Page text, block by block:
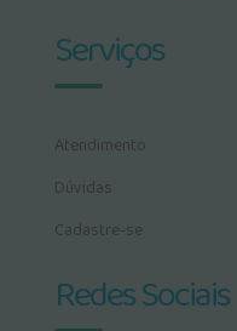
Serviços
Atendimento
Dúvidas
Cadastre-se
Redes Sociais